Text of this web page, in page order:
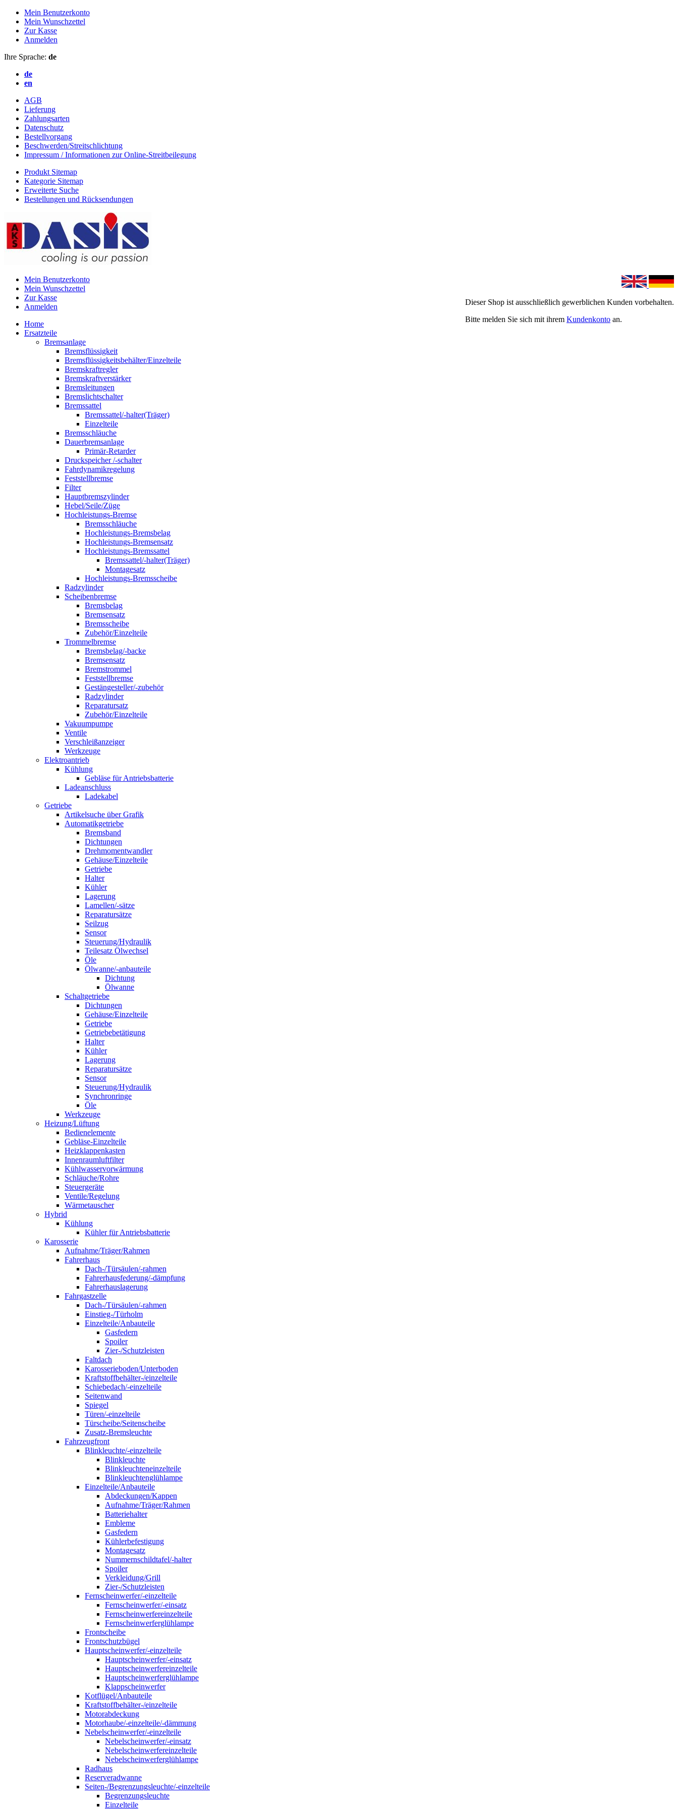
Mein Benutzerkonto
Mein Wunschzettel
Zur Kasse
Anmelden
Ihre Sprache: de
de
en
AGB
Lieferung
Zahlungsarten
Datenschutz
Bestellvorgang
Beschwerden/Streitschlichtung
Impressum / Informationen zur Online-Streitbeilegung
Produkt Sitemap
Kategorie Sitemap
Erweiterte Suche
Bestellungen und Rücksendungen
Dieser Shop ist ausschließlich gewerblichen Kunden vorbehalten.
Bitte melden Sie sich mit ihrem Kundenkonto an.
Mein Benutzerkonto
Mein Wunschzettel
Zur Kasse
Anmelden
Home
Ersatzteile
Bremsanlage
Bremsflüssigkeit
Bremsflüssigkeitsbehälter/Einzelteile
Bremskraftregler
Bremskraftverstärker
Bremsleitungen
Bremslichtschalter
Bremssattel
Bremssattel/-halter(Träger)
Einzelteile
Bremsschläuche
Dauerbremsanlage
Primär-Retarder
Druckspeicher /-schalter
Fahrdynamikregelung
Feststellbremse
Filter
Hauptbremszylinder
Hebel/Seile/Züge
Hochleistungs-Bremse
Bremsschläuche
Hochleistungs-Bremsbelag
Hochleistungs-Bremsensatz
Hochleistungs-Bremssattel
Bremssattel/-halter(Träger)
Montagesatz
Hochleistungs-Bremsscheibe
Radzylinder
Scheibenbremse
Bremsbelag
Bremsensatz
Bremsscheibe
Zubehör/Einzelteile
Trommelbremse
Bremsbelag/-backe
Bremsensatz
Bremstrommel
Feststellbremse
Gestängesteller/-zubehör
Radzylinder
Reparatursatz
Zubehör/Einzelteile
Vakuumpumpe
Ventile
Verschleißanzeiger
Werkzeuge
Elektroantrieb
Kühlung
Gebläse für Antriebsbatterie
Ladeanschluss
Ladekabel
Getriebe
Artikelsuche über Grafik
Automatikgetriebe
Bremsband
Dichtungen
Drehmomentwandler
Gehäuse/Einzelteile
Getriebe
Halter
Kühler
Lagerung
Lamellen/-sätze
Reparatursätze
Seilzug
Sensor
Steuerung/Hydraulik
Teilesatz Ölwechsel
Öle
Ölwanne/-anbauteile
Dichtung
Ölwanne
Schaltgetriebe
Dichtungen
Gehäuse/Einzelteile
Getriebe
Getriebebetätigung
Halter
Kühler
Lagerung
Reparatursätze
Sensor
Steuerung/Hydraulik
Synchronringe
Öle
Werkzeuge
Heizung/Lüftung
Bedienelemente
Gebläse-Einzelteile
Heizklappenkasten
Innenraumluftfilter
Kühlwasservorwärmung
Schläuche/Rohre
Steuergeräte
Ventile/Regelung
Wärmetauscher
Hybrid
Kühlung
Kühler für Antriebsbatterie
Karosserie
Aufnahme/Träger/Rahmen
Fahrerhaus
Dach-/Türsäulen/-rahmen
Fahrerhausfederung/-dämpfung
Fahrerhauslagerung
Fahrgastzelle
Dach-/Türsäulen/-rahmen
Einstieg-/Türholm
Einzelteile/Anbauteile
Gasfedern
Spoiler
Zier-/Schutzleisten
Faltdach
Karosserieboden/Unterboden
Kraftstoffbehälter-/einzelteile
Schiebedach/-einzelteile
Seitenwand
Spiegel
Türen/-einzelteile
Türscheibe/Seitenscheibe
Zusatz-Bremsleuchte
Fahrzeugfront
Blinkleuchte/-einzelteile
Blinkleuchte
Blinkleuchteneinzelteile
Blinkleuchtenglühlampe
Einzelteile/Anbauteile
Abdeckungen/Kappen
Aufnahme/Träger/Rahmen
Batteriehalter
Embleme
Gasfedern
Kühlerbefestigung
Montagesatz
Nummernschildtafel/-halter
Spoiler
Verkleidung/Grill
Zier-/Schutzleisten
Fernscheinwerfer/-einzelteile
Fernscheinwerfer/-einsatz
Fernscheinwerfereinzelteile
Fernscheinwerferglühlampe
Frontscheibe
Frontschutzbügel
Hauptscheinwerfer/-einzelteile
Hauptscheinwerfer/-einsatz
Hauptscheinwerfereinzelteile
Hauptscheinwerferglühlampe
Klappscheinwerfer
Kotflügel/Anbauteile
Kraftstoffbehälter-/einzelteile
Motorabdeckung
Motorhaube/-einzelteile/-dämmung
Nebelscheinwerfer/-einzelteile
Nebelscheinwerfer/-einsatz
Nebelscheinwerfereinzelteile
Nebelscheinwerferglühlampe
Radhaus
Reserveradwanne
Seiten-/Begrenzungsleuchte/-einzelteile
Begrenzungsleuchte
Einzelteile